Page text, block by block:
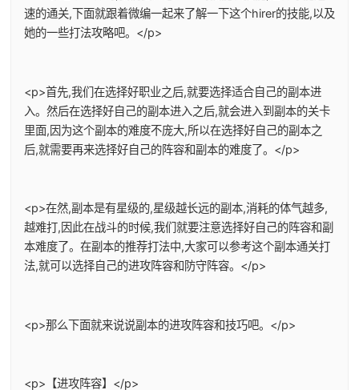
速的通关,下面就跟着微编一起来了解一下这个hirer的技能,以及
她的一些打法攻略吧。</p>
<p>首先,我们在选择好职业之后,就要选择适合自己的副本进
入。然后在选择好自己的副本进入之后,就会进入到副本的关卡
里面,因为这个副本的难度不庞大,所以在选择好自己的副本之
后,就需要再来选择好自己的阵容和副本的难度了。</p>
<p>在然,副本是有星级的,星级越长远的副本,消耗的体气越多,
越难打,因此在战斗的时候,我们就要注意选择好自己的阵容和副
本难度了。在副本的推荐打法中,大家可以参考这个副本通关打
法,就可以选择自己的进攻阵容和防守阵容。</p>
<p>那么下面就来说说副本的进攻阵容和技巧吧。</p>
<p>【进攻阵容】</p>